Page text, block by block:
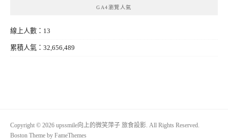
GA4瀏覽人氣
線上人數：13
累積人氣：32,656,489
Copyright © 2026 upssmile向上的微笑萍子 旅食設影. All Rights Reserved.
Boston Theme by FameThemes